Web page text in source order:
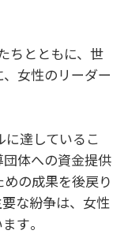
ちとともに、世
女性のリーダー
達しているこ
体への資金提供
の成果を後戻り
な紛争は、 女性
す。